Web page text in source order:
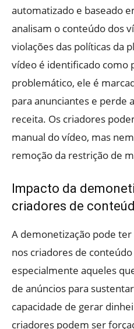
automatizado e baseado
analisam o conteúdo dos
violações das políticas da
vídeo é identificado como
problemático, ele é
para anunciantes e perde
receita. Os criadores
manual do vídeo, mas
remoção da restrição de
Impacto da
criadores de
A demonetização pode
nos criadores de conteúdo
especialmente aqueles
de anúncios para
capacidade de gerar
criadores podem ser